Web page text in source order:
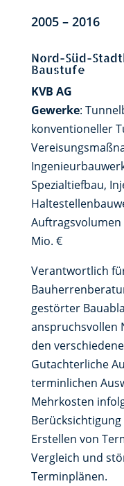
2005 – 2016
Nord-Süd-
Baustufe
KVB AG
Gewerke:
konventioneller
Spezialtiefbau,
Auftragsvolumen
Mio. €
Verantwortlich
gestörter
anspruchsvollen
den
Gutachterliche
terminlichen
Mehrkosten
Erstellen von
Vergleich und
Terminplänen.